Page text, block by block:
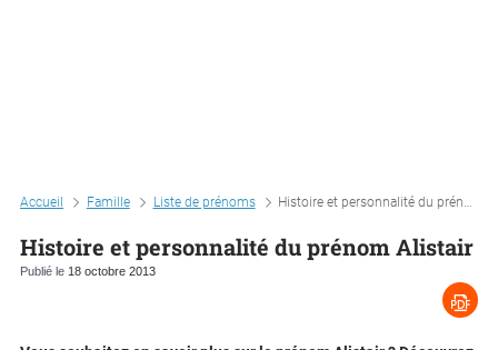
Accueil Famille Liste de prénoms Histoire et personnalité du prénom alistair
Histoire et personnalité du prénom Alistair
Publié le 18 octobre 2013